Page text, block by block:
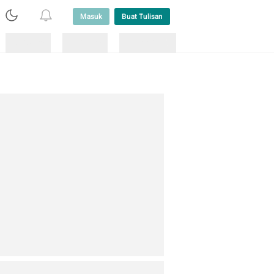
Masuk Buat Tulisan